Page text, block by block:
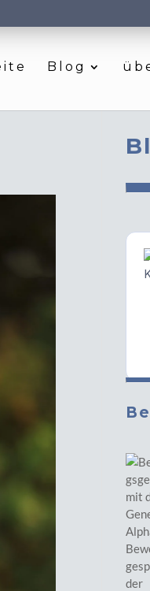
Blog
der